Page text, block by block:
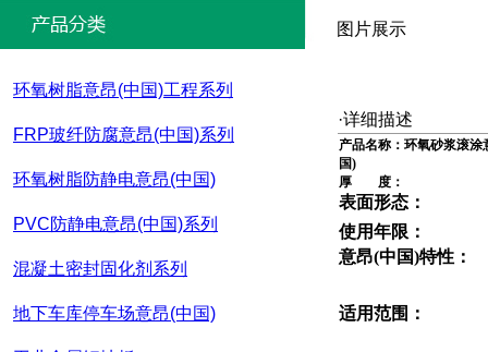
环氧树脂意昂(中国)工程系列
FRP玻纤防腐意昂(中国)系列
环氧树脂防静电意昂(中国)
PVC防静电意昂(中国)系列
混凝土密封固化剂系列
地下车库停车场意昂(中国)
图片展示
·详细描述
产品名称： 环氧砂浆滚涂
国)
厚 度：
表面形态：
使用年限：
意昂(中国)特性：
适用范围：